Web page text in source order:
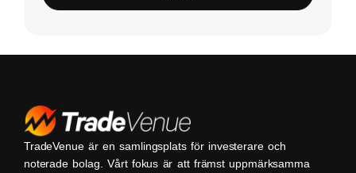
TradeVenue är en samlingsplats för investerare och
noterade bolag. Vårt fokus är att främst uppmärksamma